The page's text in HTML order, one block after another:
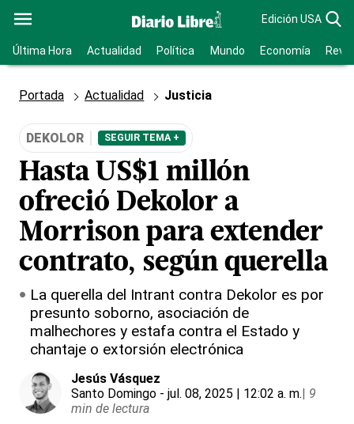
Edición USA
Última Hora Actualidad Política Mundo Economía
Portada Actualidad Justicia
DEKOLOR SEGUIR TEMA +
Hasta US$1 millón
ofreció Dekolor a
Morrison para extender
contrato, según querella
La querella del Intrant contra Dekolor es por
presunto soborno, asociación de
malhechores y estafa contra el Estado y
chantaje o extorsión electrónica
Jesús Vásquez
Santo Domingo - jul. 08, 2025 | 12:02 a. m.| 9
min de lectura